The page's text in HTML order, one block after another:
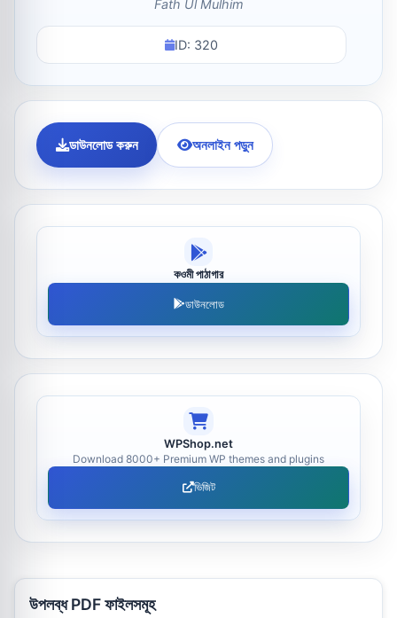
Fath Ul Mulhim
ID: 320
ডাউনলোড করুন অনলাইন পড়ুন
কওমী পাঠাগার
ডাউনলোড
WPShop.net
Download 8000+ Premium WP themes and plugins
ভিজিট
উপলব্ধ PDF ফাইলসমূহ